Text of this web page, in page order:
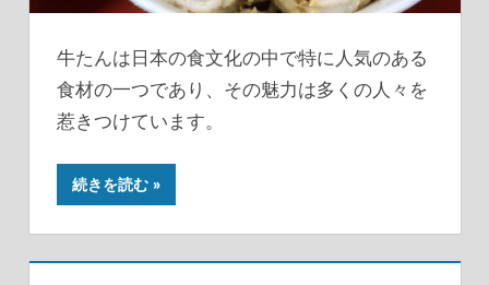
牛たんは日本の食文化の中で特に人気のある
食材の一つであり、その魅力は多くの人々を
惹きつけています。
続きを読む